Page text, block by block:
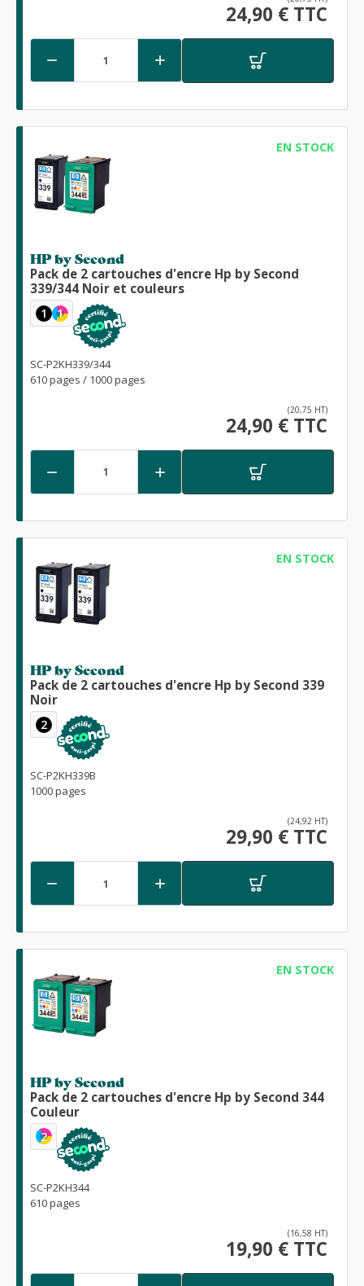
24,90 € TTC
 
EN STOCK
HP by Second
Pack de 2 cartouches d'encre Hp by Second
339/344 Noir et couleurs
1 1
SC-P2KH339/344
610 pages / 1000 pages
(20,75 HT)
24,90 € TTC
 
EN STOCK
HP by Second
Pack de 2 cartouches d'encre Hp by Second 339
Noir
2
SC-P2KH339B
1000 pages
(24,92 HT)
29,90 € TTC
 
EN STOCK
HP by Second
Pack de 2 cartouches d'encre Hp by Second 344
Couleur
2
SC-P2KH344
610 pages
(16,58 HT)
19,90 € TTC